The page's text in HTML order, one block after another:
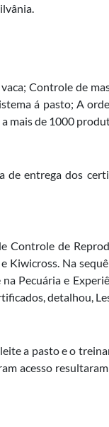
Controle de
á pasto; A
mais de 1000
de entrega dos
Controle de
Kiwicross. Na
Pecuária e
detalhou,
a pasto e o
acesso